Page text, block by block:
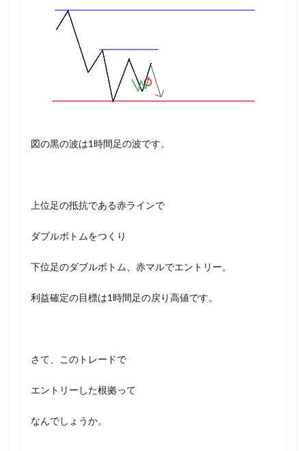
図の黒の波は1時間足の波です。
上位足の抵抗である赤ラインで
ダブルボトムをつくり
下位足のダブルボトム、赤マルでエントリー。
利益確定の目標は1時間足の戻り高値です。
さて、このトレードで
エントリーした根拠って
なんでしょうか。